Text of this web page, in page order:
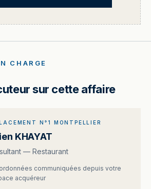
CHARGE
sur cette affaire
N°1 MONTPELLIER
KHAYAT
— Restaurant
communiquées depuis votre
acquéreur